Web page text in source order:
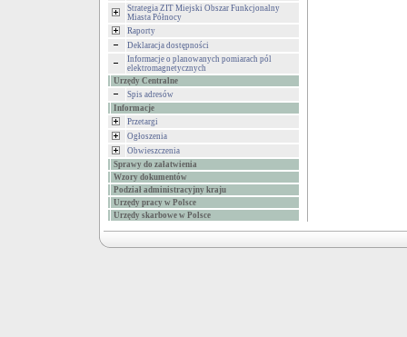
Strategia ZIT Miejski Obszar Funkcjonalny
Miasta Północy
Raporty
Deklaracja dostępności
Informacje o planowanych pomiarach pól
elektromagnetycznych
Urzędy Centralne
Spis adresów
Informacje
Przetargi
Ogłoszenia
Obwieszczenia
Sprawy do załatwienia
Wzory dokumentów
Podział administracyjny kraju
Urzędy pracy w Polsce
Urzędy skarbowe w Polsce